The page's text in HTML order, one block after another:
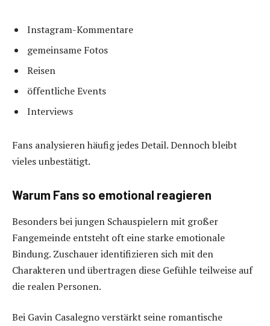
Instagram-Kommentare
gemeinsame Fotos
Reisen
öffentliche Events
Interviews
Fans analysieren häufig jedes Detail. Dennoch bleibt
vieles unbestätigt.
Warum Fans so emotional reagieren
Besonders bei jungen Schauspielern mit großer
Fangemeinde entsteht oft eine starke emotionale
Bindung. Zuschauer identifizieren sich mit den
Charakteren und übertragen diese Gefühle teilweise auf
die realen Personen.
Bei Gavin Casalegno verstärkt seine romantische